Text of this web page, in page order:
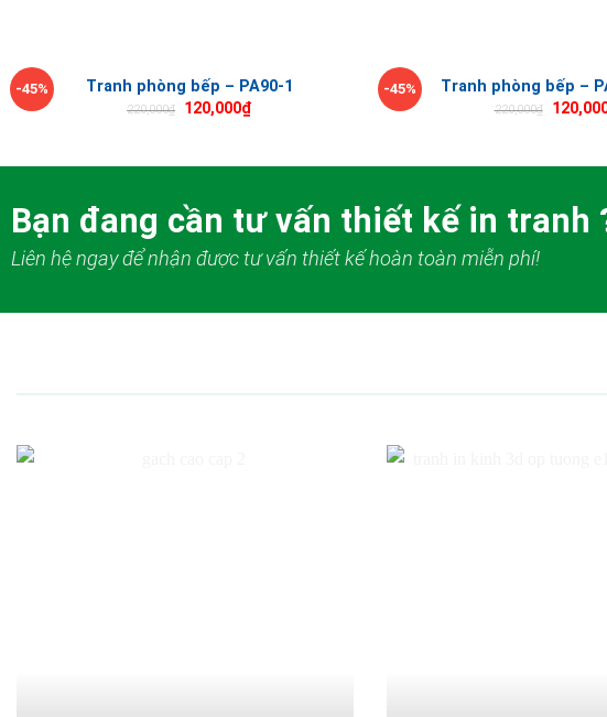
-45% Tranh phòng bếp – PA90-1
220,000₫ 120,000₫
-45% Tranh phòng bếp –
220,000₫
Bạn đang cần tư vấn thiết kế in tranh
Liên hệ ngay để nhận được tư vấn thiết kế hoàn toàn miễn phí!